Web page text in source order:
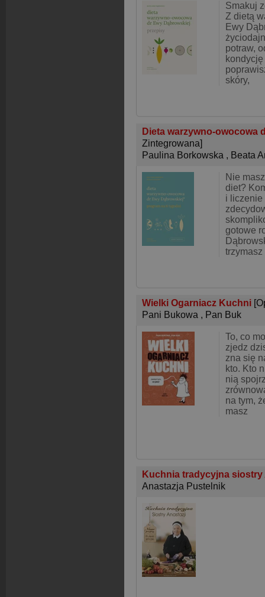
Smakuj
Z dietą
Ewy
potraw,
skóry,
Dieta warzywno-owocowa
Zintegrowana]
Paulina Borkowska , Beata
Nie
diet?
i liczenie
gotowe
trzymasz
Wielki Ogarniacz Kuchni
Pani Bukowa , Pan Buk
To, co
zjedz
zna się
kto. Kto
nią
na tym,
masz
Kuchnia tradycyjna
Anastazja Pustelnik